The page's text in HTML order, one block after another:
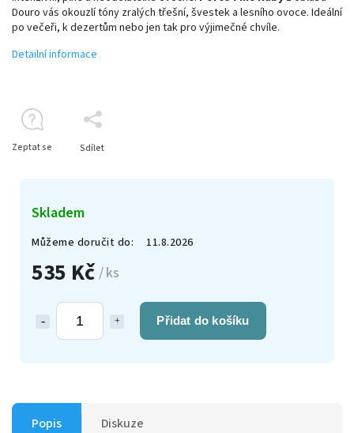
535 Kč / ks
Přidat do košíku
Skladem
Můžeme doručit do: 11.8.2026
Douro vás okouzlí tóny zralých třešní, švestek a lesního ovoce. Ideální
po večeři, k dezertům nebo jen tak pro výjimečné chvíle.
Detailní informace
Zeptat se Sdílet
Popis Diskuze